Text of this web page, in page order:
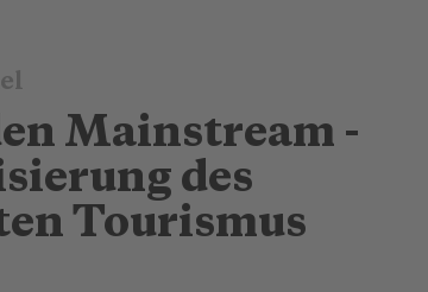
Mainstream -
des
Tourismus